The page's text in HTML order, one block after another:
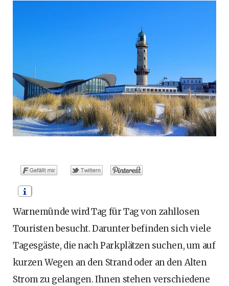
o
k
r
)
m t
Warnemünde wird Tag für Tag von zahllosen
Touristen besucht. Darunter befinden sich viele
Tagesgäste, die nach Parkplätzen suchen, um auf
kurzen Wegen an den Strand oder an den Alten
Strom zu gelangen. Ihnen stehen verschiedene